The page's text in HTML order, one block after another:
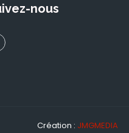
nous
Création : JMGMEDIA